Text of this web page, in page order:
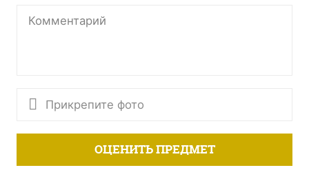
Прикрепите фото
ОЦЕНИТЬ ПРЕДМЕТ